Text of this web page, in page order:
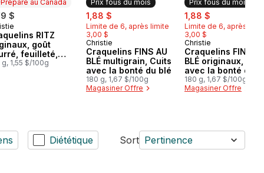
Préparé au Canada
$
au Canada
RITZ
goût
feuilleté,
fondant en
g, 1,55 $/100g
Prix fous du mois
sale:
1,88 $
Limite de 6, après limite
3,00 $
Prix fous du mois
Christie
Craquelins FINS AU
BLÉ multigrain, Cuits
avec la bonté du blé
180 g, 1,67 $/100g
Magasiner Offre
Prix fous du mois
sale:
1,88 $
Limite de 6, après
3,00 $
Prix fous du mois
Christie
Craquelins FINS
BLÉ originaux,
avec la bonté du
180 g, 1,67 $/100g
Magasiner Offre
Diététique Sort Pertinence